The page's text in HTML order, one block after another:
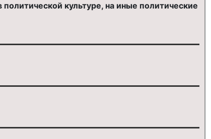
культуре, на иные политические